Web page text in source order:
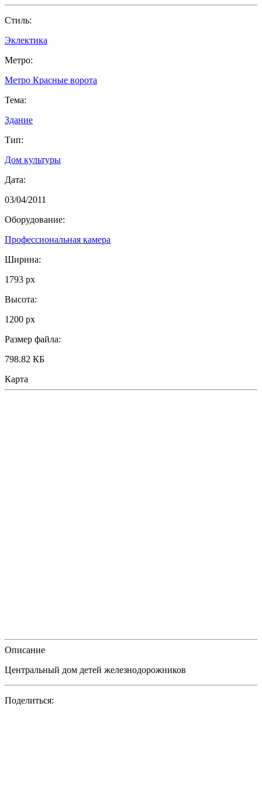
Cтиль:
Эклектика
Метро:
Метро Красные ворота
Тема:
Здание
Тип:
Дом культуры
Дата:
03/04/2011
Оборудование:
Профессиональная камера
Ширина:
1793 px
Высота:
1200 px
Размер файла:
798.82 КБ
Карта
Описание
Центральный дом детей железнодорожников
Поделиться: